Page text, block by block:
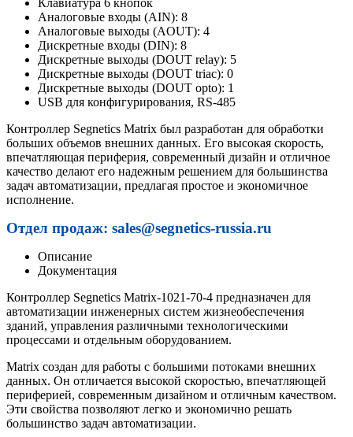
Аналоговые входы (AIN): 8
Аналоговые выходы (AOUT): 4
Дискретные входы (DIN): 8
Дискретные выходы (DOUT relay): 5
Дискретные выходы (DOUT triac): 0
Дискретные выходы (DOUT opto): 1
USB для конфигурирования, RS-485
Контроллер Segnetics Matrix был разработан для обработки
больших объемов внешних данных. Его высокая скорость,
впечатляющая периферия, современный дизайн и отличное
качество делают его надежным решением для большинства
задач автоматизации, предлагая простое и экономичное
исполнение.
Отдел продаж: sales@segnetics-russia.ru
Описание
Документация
Контроллер Segnetics Matrix-1021-70-4 предназначен для
автоматизации инженерных систем жизнеобеспечения
зданий, управления различными технологическими
процессами и отдельным оборудованием.
Matrix создан для работы с большими потоками внешних
данных. Он отличается высокой скоростью, впечатляющей
периферией, современным дизайном и отличным качеством.
Эти свойства позволяют легко и экономично решать
большинство задач автоматизации.